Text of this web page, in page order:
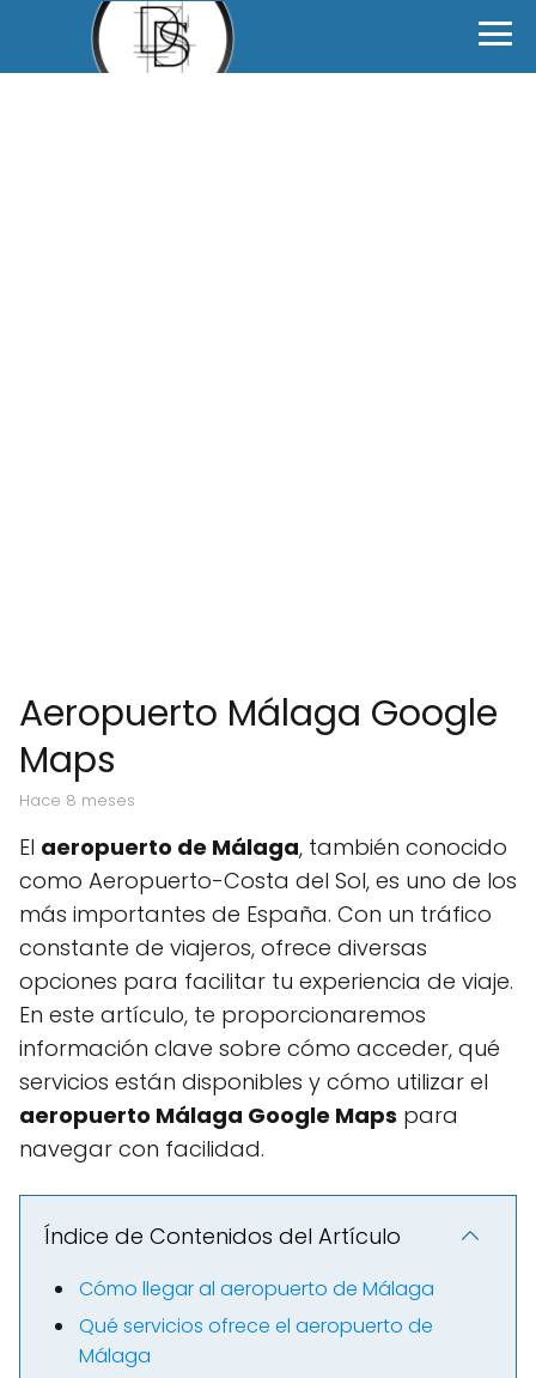
Aeropuerto Málaga Google
Maps
hace 8 meses
El aeropuerto de Málaga, también conocido
como Aeropuerto-Costa del Sol, es uno de los
más importantes de España. Con un tráfico
constante de viajeros, ofrece diversas
opciones para facilitar tu experiencia de viaje.
En este artículo, te proporcionaremos
información clave sobre cómo acceder, qué
servicios están disponibles y cómo utilizar el
aeropuerto Málaga Google Maps para
navegar con facilidad.
Índice de Contenidos del Artículo
Cómo llegar al aeropuerto de Málaga
Qué servicios ofrece el aeropuerto de
Málaga